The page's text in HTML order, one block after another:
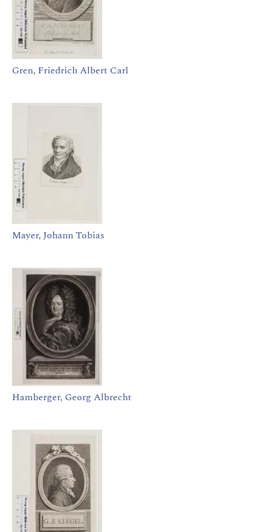
Gren, Friedrich Albert Carl
Mayer, Johann Tobias
Hamberger, Georg Albrecht